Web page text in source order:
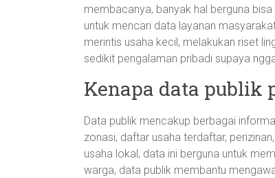
membacanya, banyak hal berguna
untuk mencari data layanan
merintis usaha kecil, melakukan riset
sedikit pengalaman pribadi supaya
Kenapa data publik
Data publik mencakup berbagai
zonasi, daftar usaha terdaftar,
usaha lokal, data ini berguna untuk
warga, data publik membantu